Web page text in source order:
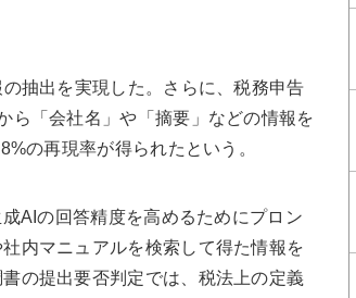
抽出を実現した。さらに、税務申告
ら「会社名」や「摘要」などの情報を
の再現率が得られたという。
AIの回答精度を高めるためにプロン
内マニュアルを検索して得た情報を
の提出要否判定では、税法上の定義